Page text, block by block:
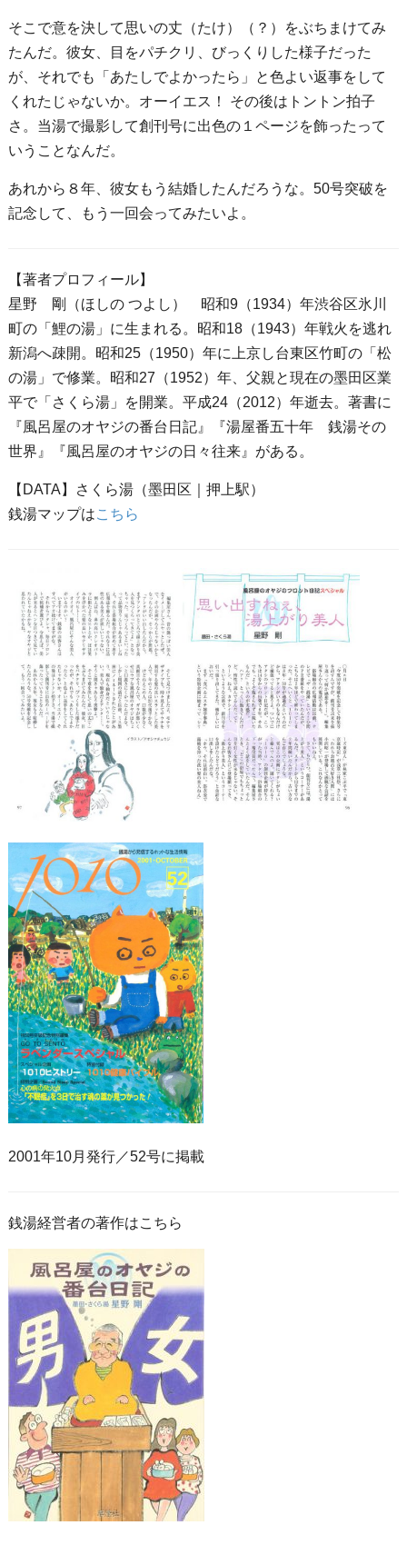
そこで意を決して思いの丈（たけ）（？）をぶちまけてみ
たんだ。彼女、目をパチクリ、びっくりした様子だった
が、それでも「あたしでよかったら」と色よい返事をして
くれたじゃないか。オーイエス！ その後はトントン拍子
さ。当湯で撮影して創刊号に出色の１ページを飾ったって
いうことなんだ。
あれから８年、彼女もう結婚したんだろうな。50号突破を
記念して、もう一回会ってみたいよ。
【著者プロフィール】
星野 剛（ほしの つよし） 昭和9（1934）年渋谷区氷川
町の「鯉の湯」に生まれる。昭和18（1943）年戦火を逃れ
新潟へ疎開。昭和25（1950）年に上京し台東区竹町の「松
の湯」で修業。昭和27（1952）年、父親と現在の墨田区業
平で「さくら湯」を開業。平成24（2012）年逝去。著書に
『風呂屋のオヤジの番台日記』『湯屋番五十年 銭湯その
世界』『風呂屋のオヤジの日々往来』がある。
【DATA】さくら湯（墨田区｜押上駅）
銭湯マップはこちら
2001年10月発行／52号に掲載
銭湯経営者の著作はこちら